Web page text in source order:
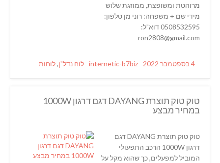
מרוהטת ומשופצת, ממוזגת שלוש
מידי שם + משפחה: רוני מן טלפון:
0508532595 דוא"ל:
ron2808@gmail.com
Posted
4 בספטמבר 2022 Author
internetic-b7biz
Categories
לוח נדל"ן,לוחות
טוק טוק תוצרת DAYANG דגם דרגון 1000W
במחיר מבצע
טוק טוק תוצרת DAYANG דגם
דרגון 1000W הרכב התפעולי
המוביל למפעלים, כך שהוא מקל על